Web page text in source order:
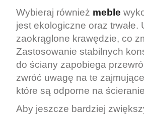
Wybieraj również meble
jest ekologiczne oraz
zaokrąglone krawędzie, co
Zastosowanie stabilnych
do ściany zapobiega
zwróć uwagę na te
które są odporne na
Aby jeszcze bardziej